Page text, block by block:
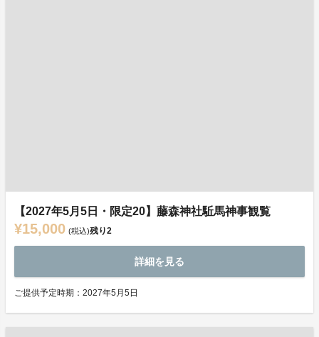
【2027年5月5日・限定20】藤森神社駈馬神事観覧
¥15,000 (税込)残り2
詳細を見る
ご提供予定時期：2027年5月5日